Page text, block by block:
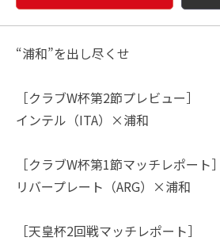
“浦和”を出し尽くせ
［クラブW杯第2節プレビュー］
インテル（ITA）×浦和
［クラブW杯第1節マッチレポート］
リバープレート（ARG）×浦和
［天皇杯2回戦マッチレポート］